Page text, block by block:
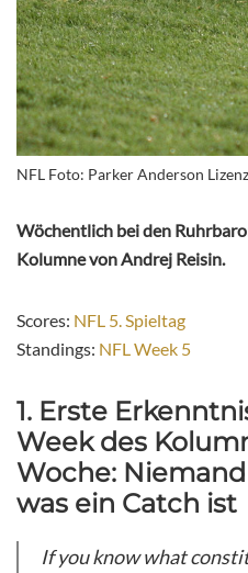
NFL Foto: Parker Anderson
Wöchentlich bei den
Kolumne von Andrej Reisin.
Scores: NFL 5. Spieltag
Standings: NFL Week 5
1. Erste
Week des
Woche:
was ein Catch ist
If you know what